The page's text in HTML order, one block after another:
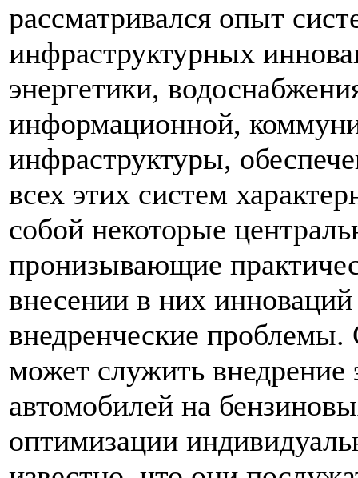
рассматривался опыт
инфраструктурных
энергетики,
информационной,
инфраструктуры,
всех этих систем
собой некоторые
пронизывающие
внесении в них
внедренческие
может служить внедрение
автомобилей на
оптимизации